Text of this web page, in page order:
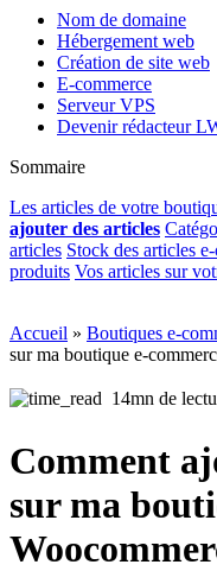
Nom de domaine
Hébergement web
Création de site web
E-commerce
Serveur VPS
Devenir rédacteur
Sommaire
Les articles de votre
ajouter des articles
articles Stock des articles
produits Vos articles sur
Accueil » Boutiques e-
sur ma boutique e-
14mn de
Comment
sur ma